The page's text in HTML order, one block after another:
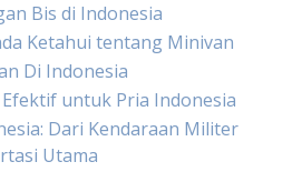
Bis di Indonesia
Ketahui tentang Minivan
Di Indonesia
untuk Pria Indonesia
Dari Kendaraan Militer
Utama